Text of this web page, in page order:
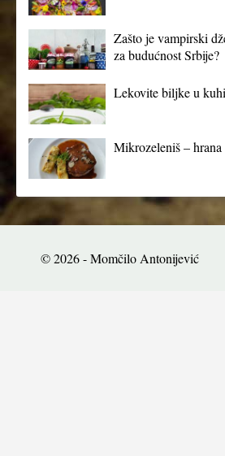
Zašto je vampirski
za budućnost Srbije?
Lekovite biljke u
Mikrozeleniš –
© 2026 - Momčilo Antonijević